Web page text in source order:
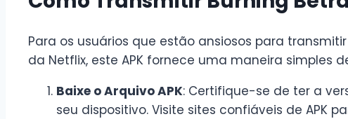
Para os usuários que estão ansiosos para transmitir
da Netflix, este APK fornece uma maneira simples
Baixe o Arquivo APK: Certifique-se de ter a
seu dispositivo. Visite sites confiáveis de APK